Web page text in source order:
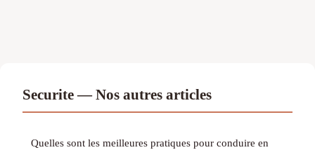
Securite — Nos autres articles
Quelles sont les meilleures pratiques pour conduire en